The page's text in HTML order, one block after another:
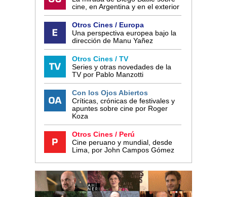
cine, en Argentina y en el exterior
Otros Cines / Europa
Una perspectiva europea bajo la
dirección de Manu Yañez
Otros Cines / TV
Series y otras novedades de la
TV por Pablo Manzotti
Con los Ojos Abiertos
Críticas, crónicas de festivales y
apuntes sobre cine por Roger
Koza
Otros Cines / Perú
Cine peruano y mundial, desde
Lima, por John Campos Gómez